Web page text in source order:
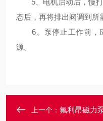
5、电机启动后，慢打
态后，再将排出阀调到所
6、泵停止工作前，
源。
上一个： 氟利昂磁力